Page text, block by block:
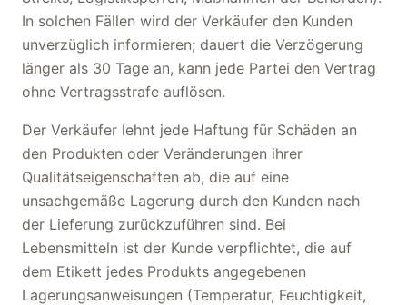
In solchen Fällen wird der Verkäufer den Kunden
unverzüglich informieren; dauert die Verzögerung
länger als 30 Tage an, kann jede Partei den Vertrag
ohne Vertragsstrafe auflösen.
Der Verkäufer lehnt jede Haftung für Schäden an
den Produkten oder Veränderungen ihrer
Qualitätseigenschaften ab, die auf eine
unsachgemäße Lagerung durch den Kunden nach
der Lieferung zurückzuführen sind. Bei
Lebensmitteln ist der Kunde verpflichtet, die auf
dem Etikett jedes Produkts angegebenen
Lagerungsanweisungen (Temperatur, Feuchtigkeit,